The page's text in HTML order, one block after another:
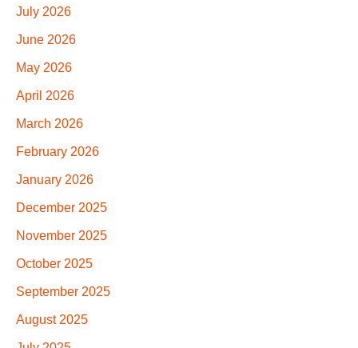
July 2026
June 2026
May 2026
April 2026
March 2026
February 2026
January 2026
December 2025
November 2025
October 2025
September 2025
August 2025